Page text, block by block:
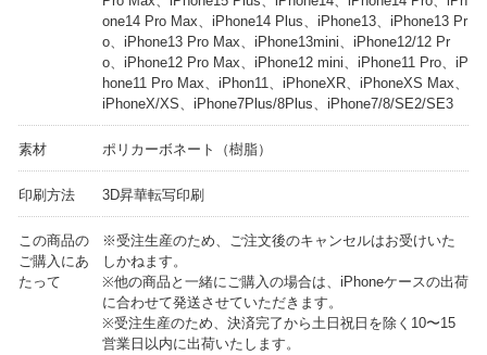
one14 Pro Max、iPhone14 Plus、iPhone13、iPhone13 Pr
o、iPhone13 Pro Max、iPhone13mini、iPhone12/12 Pr
o、iPhone12 Pro Max、iPhone12 mini、iPhone11 Pro、iP
hone11 Pro Max、iPhon11、iPhoneXR、iPhoneXS Max、
iPhoneX/XS、iPhone7Plus/8Plus、iPhone7/8/SE2/SE3
素材 ポリカーボネート（樹脂）
印刷方法 3D昇華転写印刷
この商品の
ご購入にあ
たって
※受注生産のため、ご注文後のキャンセルはお受けいた
しかねます。
※他の商品と一緒にご購入の場合は、iPhoneケースの出荷
に合わせて発送させていただきます。
※受注生産のため、決済完了から土日祝日を除く10〜15
営業日以内に出荷いたします。